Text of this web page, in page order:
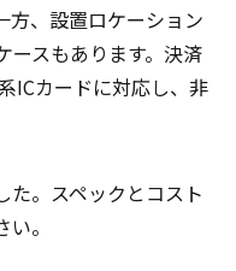
方、設置ロケーション
ースもあります。決済
ICカードに対応し、非
た。スペックとコスト
。